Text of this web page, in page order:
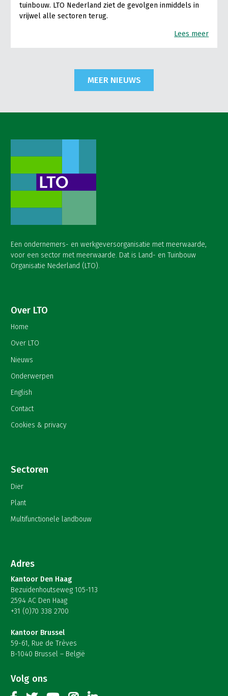
tuinbouw. LTO Nederland ziet de gevolgen inmiddels in
vrijwel alle sectoren terug.
Lees meer
MEER NIEUWS
Een ondernemers- en werkgeversorganisatie met meerwaarde,
voor een sector met meerwaarde. Dat is Land- en Tuinbouw
Organisatie Nederland (LTO).
Over LTO
Home
Over LTO
Nieuws
Onderwerpen
English
Contact
Cookies & privacy
Sectoren
Dier
Plant
Multifunctionele landbouw
Adres
Kantoor Den Haag
Bezuidenhoutseweg 105-113
2594 AC Den Haag
+31 (0)70 338 2700
Kantoor Brussel
59-61, Rue de Trèves
B-1040 Brussel – België
Volg ons